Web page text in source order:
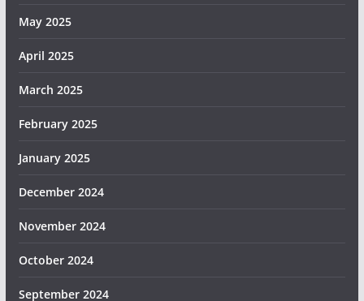
May 2025
April 2025
March 2025
February 2025
January 2025
December 2024
November 2024
October 2024
September 2024